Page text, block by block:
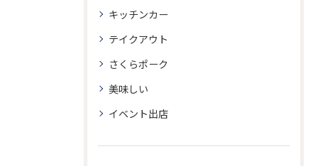
キッチンカー
テイクアウト
さくらポーク
美味しい
イベント出店